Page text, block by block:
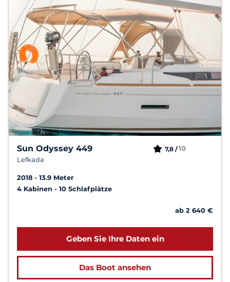
Sun Odyssey 449
Lefkada
7,8 /10
2018
13.9 Meter
4 Kabinen
10 Schlafplätze
ab 2 640 €
Geben Sie Ihre Daten ein
Das Boot ansehen